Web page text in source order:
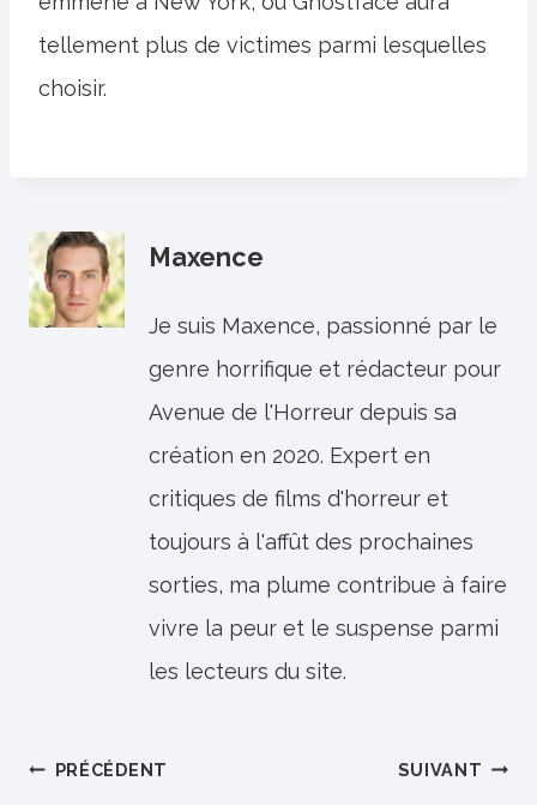
tellement plus de victimes parmi lesquelles
choisir.
Maxence
Je suis Maxence, passionné par le
genre horrifique et rédacteur pour
Avenue de l'Horreur depuis sa
création en 2020. Expert en
critiques de films d'horreur et
toujours à l'affût des prochaines
sorties, ma plume contribue à faire
vivre la peur et le suspense parmi
les lecteurs du site.
Navigation
PRÉCÉDENT SUIVANT